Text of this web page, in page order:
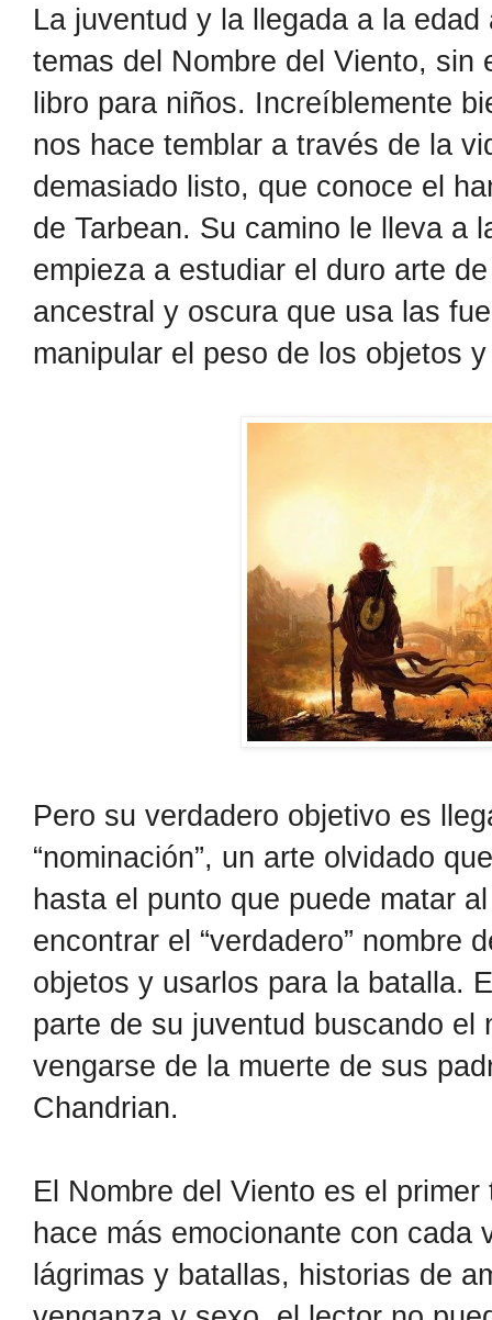
La juventud y la llegada a la
temas del Nombre del Viento, sin
libro para niños. Increíblemente
nos hace temblar a través de la
demasiado listo, que conoce el
de Tarbean. Su camino le lleva a
empieza a estudiar el duro arte
ancestral y oscura que usa las
manipular el peso de los objetos
Pero su verdadero objetivo es
“nominación”, un arte olvidado
hasta el punto que puede matar
encontrar el “verdadero” nombre
objetos y usarlos para la batalla.
parte de su juventud buscando el
vengarse de la muerte de sus
Chandrian.
El Nombre del Viento es el
hace más emocionante con cada
lágrimas y batallas, historias de